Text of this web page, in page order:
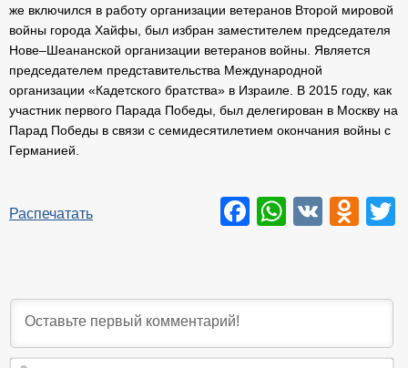
же включился в работу организации ветеранов Второй мировой
войны города Хайфы, был избран заместителем председателя
Нове–Шеананской организации ветеранов войны. Является
председателем представительства Международной
организации «Кадетского братства» в Израиле. В 2015 году, как
участник первого Парада Победы, был делегирован в Москву на
Парад Победы в связи с семидесятилетием окончания войны с
Германией.
Распечатать Facebook
VK